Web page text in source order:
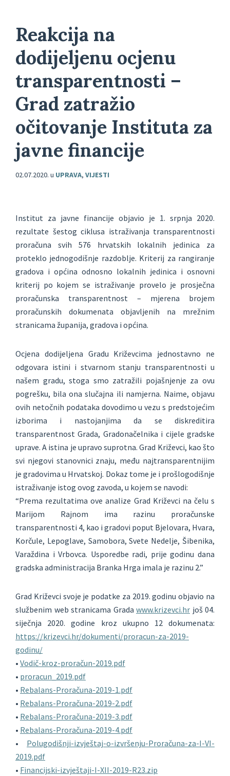
Reakcija na
dodijeljenu ocjenu
transparentnosti –
Grad zatražio
očitovanje Instituta za
javne financije
02.07.2020. u UPRAVA, VIJESTI
Institut za javne financije objavio je 1. srpnja 2020.
rezultate šestog ciklusa istraživanja transparentnosti
proračuna svih 576 hrvatskih lokalnih jedinica za
proteklo jednogodišnje razdoblje. Kriterij za rangiranje
gradova i općina odnosno lokalnih jedinica i osnovni
kriterij po kojem se istraživanje provelo je prosječna
proračunska transparentnost – mjerena brojem
proračunskih dokumenata objavljenih na mrežnim
stranicama županija, gradova i općina.
Ocjena dodijeljena Gradu Križevcima jednostavno ne
odgovara istini i stvarnom stanju transparentnosti u
našem gradu, stoga smo zatražili pojašnjenje za ovu
pogrešku, bila ona slučajna ili namjerna. Naime, objavu
ovih netočnih podataka dovodimo u vezu s predstojećim
izborima i nastojanjima da se diskreditira
transparentnost Grada, Gradonačelnika i cijele gradske
uprave. A istina je upravo suprotna. Grad Križevci, kao što
svi njegovi stanovnici znaju, među najtransparentnijim
je gradovima u Hrvatskoj. Dokaz tome je i prošlogodišnje
istraživanje istog ovog zavoda, u kojem se navodi:
“Prema rezultatima ove analize Grad Križevci na čelu s
Marijom Rajnom ima razinu proračunske
transparentnosti 4, kao i gradovi poput Bjelovara, Hvara,
Korčule, Lepoglave, Samobora, Svete Nedelje, Šibenika,
Varaždina i Vrbovca. Usporedbe radi, prije godinu dana
gradska administracija Branka Hrga imala je razinu 2.”
Grad Križevci svoje je podatke za 2019. godinu objavio na
službenim web stranicama Grada www.krizevci.hr još 04.
siječnja 2020. godine kroz ukupno 12 dokumenata:
https://krizevci.hr/dokumenti/proracun-za-2019-
godinu/
• Vodič-kroz-proračun-2019.pdf
• proracun_2019.pdf
• Rebalans-Proračuna-2019-1.pdf
• Rebalans-Proračuna-2019-2.pdf
• Rebalans-Proračuna-2019-3.pdf
• Rebalans-Proračuna-2019-4.pdf
• Polugodišnji-izvještaj-o-izvršenju-Proračuna-za-I-VI-
2019.pdf
• Financijski-izvještaji-I-XII-2019-R23.zip